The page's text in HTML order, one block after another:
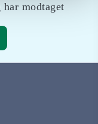
har modtaget